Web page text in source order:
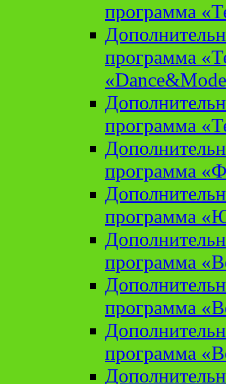
программа
программа
программа
программа
программа
программа
программа
программа